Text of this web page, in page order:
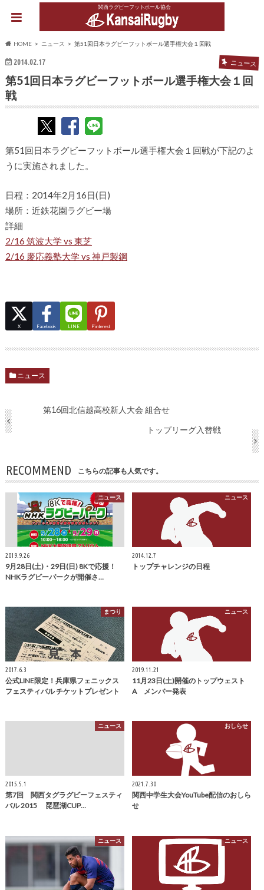
関西ラグビーフットボール協会
HOME ニュース 第51回日本ラグビーフットボール選手権大会１回戦
2014.02.17 ニュース
第51回日本ラグビーフットボール選手権大会１回
戦
第51回日本ラグビーフットボール選手権大会１回戦が下記のよ
うに実施されました。
日程：2014年2月16日(日)
場所：近鉄花園ラグビー場
詳細
2/16 筑波大学 vs 東芝
2/16 慶応義塾大学 vs 神戸製鋼
X Facebook LINE Pinterest
ニュース
第16回北信越高校新人大会 組合せ
トップリーグ入替戦
RECOMMEND こちらの記事も人気です。
ニュース
2019.9.26
9月28日(土)・29日(日) 8Kで応援！
NHKラグビーパークが開催さ…
ニュース
2014.12.7
トップチャレンジの日程
まつり
2017.6.3
公式LINE限定！兵庫県フェニックス
フェスティバル チケットプレゼント
ニュース
2019.11.21
11月23日(土)開催のトップウェスト
A メンバー発表
ニュース
2015.5.1
第7回 関西タグラグビーフェスティ
バル 2015 琵琶湖CUP…
おしらせ
2021.7.30
関西中学生大会YouTube配信のおしら
せ
ニュース ニュース